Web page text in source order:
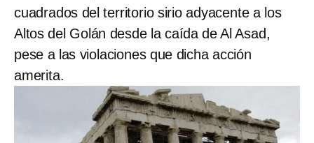
cuadrados del territorio sirio adyacente a los
Altos del Golán desde la caída de Al Asad,
pese a las violaciones que dicha acción
amerita.